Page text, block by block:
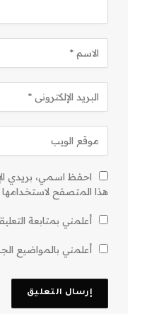
احفظ اسمي، بريدي
هذا المتصفح لاستخدامها
أعلمني بمتابعة
أعلمني بالمواضيع